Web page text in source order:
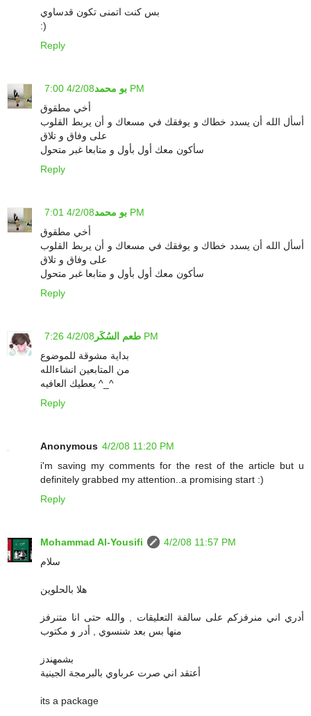
بس كنت اتمنى تكون قدساوي
:)
Reply
بو محمد 4/2/08 7:00 PM
أخي مطقوق
أسأل الله أن يسدد خطاك و يوفقك في مسعاك و أن يربط القلوب
على وفاق و تلاق
سأكون معك أول بأول و متابعا غبر متحول
Reply
بو محمد 4/2/08 7:01 PM
أخي مطقوق
أسأل الله أن يسدد خطاك و يوفقك في مسعاك و أن يربط القلوب
على وفاق و تلاق
سأكون معك أول بأول و متابعا غبر متحول
Reply
طعم السُكَر 4/2/08 7:26 PM
بداية مشوقة للموضوع
من المتابعين انشاءالله
يعطيك العافيه ^_^
Reply
Anonymous 4/2/08 11:20 PM
i'm saving my comments for the rest of the article but u
definitely grabbed my attention..a promising start :)
Reply
Mohammad Al-Yousifi
4/2/08 11:57 PM
سلام
هلا بالحلوين
أدري اني منرفزكم على سالفة التعليقات , والله حتى انا متنرفز
منها بس بعد شنسوي , أدر و مكتوب
بشمهندز
أعتقد اني صرت عرباوي بالبرمجة الجينية
its a package